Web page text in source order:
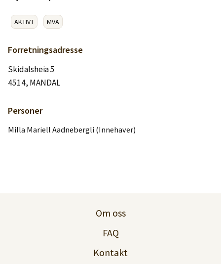
Logg inn
Lag konto
AKTIVT MVA
Forretningsadresse
Skidalsheia 5
4514, MANDAL
Personer
Milla Mariell Aadnebergli (Innehaver)
Om oss
FAQ
Kontakt